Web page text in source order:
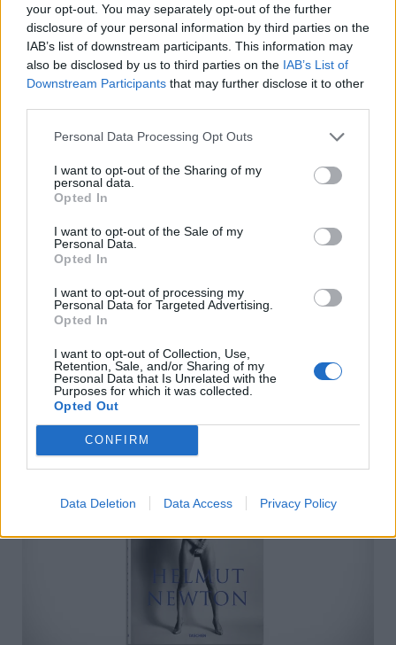
your opt-out. You may separately opt-out of the further
disclosure of your personal information by third parties on the
IAB’s list of downstream participants. This information may
also be disclosed by us to third parties on the IAB’s List of
Downstream Participants that may further disclose it to other
Personal Data Processing Opt Outs
I want to opt-out of the Sharing of my
personal data.
Opted In
I want to opt-out of the Sale of my
Personal Data.
Opted In
I want to opt-out of processing my
Personal Data for Targeted Advertising.
Opted In
I want to opt-out of Collection, Use,
Retention, Sale, and/or Sharing of my
Personal Data that Is Unrelated with the
Purposes for which it was collected.
Opted Out
CONFIRM
Data Deletion Data Access Privacy Policy
WOMEN
Instagram;
04/03/2019
Η Demi Rose είναι το αστέρι του Instagram, που ακολουθείτε
απο 8,6 εκατομμύρια χρήστες χάρη…
GOOD STUFF